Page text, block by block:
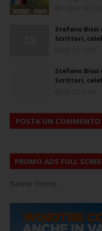
Stefano Bissi
Scrittori,
Stefano Bissi
Scrittori,
POSTA UN COMMENTO
PROMO ADS FULL
Banner Promo